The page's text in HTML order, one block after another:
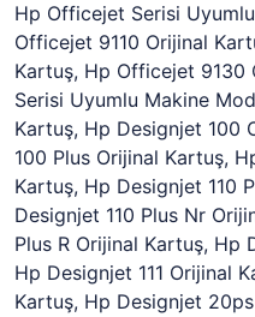
Hp Officejet Serisi
Officejet 9110 Orijinal
Kartuş, Hp Officejet 9130
Serisi Uyumlu Makine
Kartuş, Hp Designjet 100
100 Plus Orijinal Kartuş,
Kartuş, Hp Designjet 110
Designjet 110 Plus Nr
Plus R Orijinal Kartuş, Hp
Hp Designjet 111 Orijinal
Kartuş, Hp Designjet